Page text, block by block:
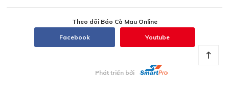
Theo dõi Báo Cà Mau Online
Facebook Youtube
Phát triển bởi